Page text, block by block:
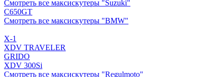
Смотреть все максискутеры "Suzuki"
C650GT
Смотреть все максискутеры "BMW"
X-1
XDV TRAVELER
GRIDO
XDV 300Si
Смотреть все максискутеры "Regulmoto"